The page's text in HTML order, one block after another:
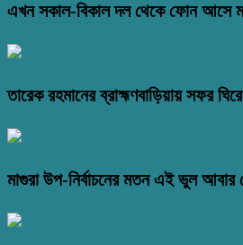
এখন সকাল-বিকাল দল থেকে ফোন আসে
তারেক রহমানের ব্রাহ্মণবাড়িয়ায় সফর
মাগুরা উপ-নির্বাচনের মতন এই ভুল আবার